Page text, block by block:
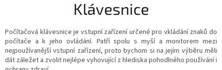
Klávesnice
Počítačová klávesnice je vstupní zařízení určené pro vkládání znaků do
počítače a k jeho ovládání. Patří spolu s myší a monitorem mezi
nejpoužívanější vstupní zařízení, proto bychom si na jejím výběru měli
dát záležet a zvolit nejlépe vyhovující z hlediska pohodlného používání i